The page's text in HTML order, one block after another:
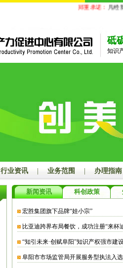
郑重承诺： 凡经我
砥
知识
行业资讯 业务范围 办理指南
新闻资讯 科创政策
宏胜集团旗下品牌“娃小宗”
比亚迪跨界布局餐饮，成功注册“来杯
“知引未来·创赋阜阳”知识产权强市建
阜阳市市场监管局开展服务型执法入